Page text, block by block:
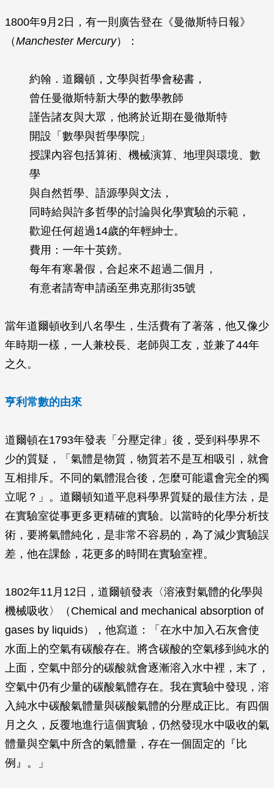
1800年9月2日，有一則廣告登在《曼徹斯特日報》
（Manchester Mercury）：
約翰．道爾頓，文學與哲學會秘書，
曾任曼徹斯特新大學的數學教師
謹告諸友與大眾，他將於近期在曼徹斯特
開設「數學與哲學學院」
授課內容包括算術、機械演算、地理與環境、數
學
與自然哲學、語源學與文法，
同時給與許多哲學的討論與化學實驗的示範，
歡迎任何超過14歲的年輕紳士。
費用：一年十英鎊。
每年有寒暑假，合起來不超過二個月，
有意者請寄申請函至弗克那街35號
當年道爾頓收到八名學生，生活費有了著落，他又像少
年時期一樣，一人兼校長、老師與工友，並兼了44年
之久。
亨利常數的由來
道爾頓在1793年發表「分壓定律」後，受到科學界不
少的質疑，「氣體是物質，物質若不是互相吸引，就會
互相排斥。不同的氣體混合後，怎麼可能還會完全的獨
立呢？」。道爾頓知道平息科學界質疑的最佳方法，是
在實驗室從事更多更精確的實驗。以當時的化學分析技
術，要將氣體純化，是非常不容易的，為了減少實驗誤
差，他在課餘，花更多的時間在實驗室裡。
1802年11月12日，道爾頓發表〈溶液對氣體的化學與
機械吸收〉（Chemical and mechanical absorption of
gases by liquids），他寫道：「在水中加入石灰會使
水面上的空氣有碳酸存在。將含碳酸的空氣移到純水的
上面，空氣中部分的碳酸就會逐漸溶入水中裡，末了，
空氣中仍有少量的碳酸氣體存在。我在實驗中發現，溶
入純水中碳酸氣體量與碳酸氣體的分壓成正比。有四個
月之久，反覆地進行這個實驗，仍然發現水中吸收的氣
體量與空氣中所含的氣體量，存在一個固定的『比
例』。」